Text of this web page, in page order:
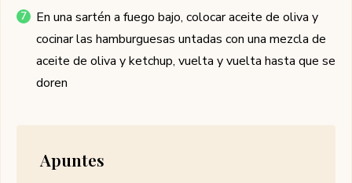
En una sartén a fuego bajo, colocar aceite de oliva y
cocinar las hamburguesas untadas con una mezcla de
aceite de oliva y ketchup, vuelta y vuelta hasta que se
doren
Apuntes